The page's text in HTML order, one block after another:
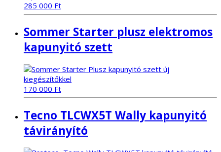
285 000 Ft
Sommer Starter plusz elektromos
kapunyitó szett
170 000 Ft
Tecno TLCWX5T Wally kapunyitó
távirányító